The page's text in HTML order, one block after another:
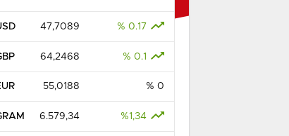
47,7089 % 0.17
64,2468 % 0.1
55,0188 % 0
6.579,34 %1,34